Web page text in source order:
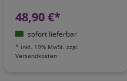
48,90 €*
sofort lieferbar
* inkl. 19% MwSt. zzgl.
Versandkosten